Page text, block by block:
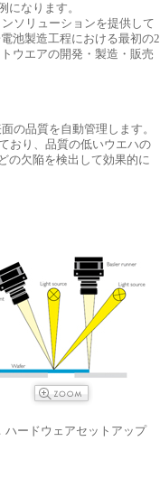
になります。
ソリューションを提供して
池製造工程における最初の2
ウエアの開発・製造・販売
の品質を自動管理します。
おり、品質の低いウエハの
の欠陥を検出して効果的に
ハードウェアセットアップ